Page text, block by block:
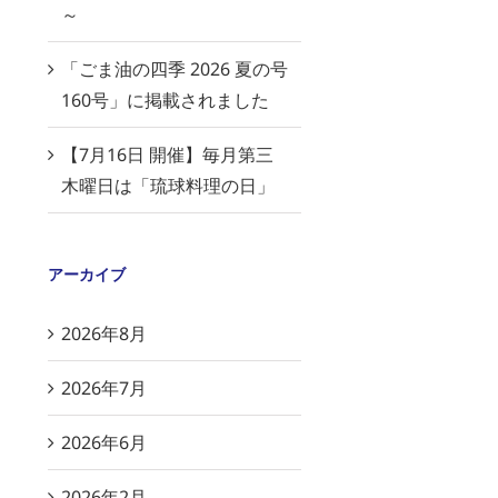
～
「ごま油の四季 2026 夏の号
160号」に掲載されました
【7月16日 開催】毎月第三
木曜日は「琉球料理の日」
アーカイブ
2026年8月
2026年7月
2026年6月